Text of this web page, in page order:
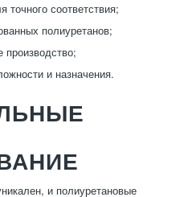
точного соответствия;
полиуретанов;
и назначения.
и полиуретановые